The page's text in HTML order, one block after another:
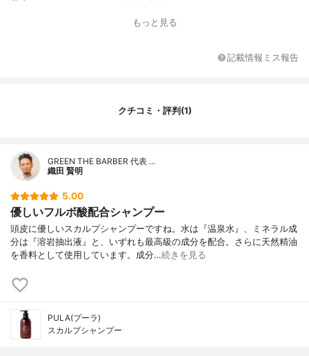
水、BG、ラウロイルメチルアラニンNa、コ
カミドDEA、コカミドプロピルベタイン、
G-40水添ヒマシ油、フルボ酸、水溶性プロ
オクラ果実エキス、ポリクオタニウム-10
ル、エチドロン酸、クエン酸Na、塩化Na、
もっと見る
記載情報ミス報告
クチコミ・評判(1)
GREEN THE BARBER 代表 …
織田 賢明
5.00
優しいフルボ酸配合シャンプー
頭皮に優しいスカルプシャンプーですね。水は『温泉水』、ミネラル成
分は『溶岩抽出液』と、いずれも最高級の成分を配合。さらに天然精油
を香料として使用しています。成分…続きを見る
PULA(プーラ)
スカルプシャンプー